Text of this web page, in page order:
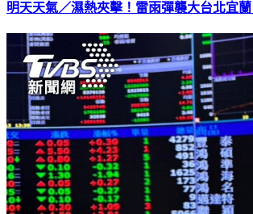
明天天氣／濕熱夾擊！雷雨彈襲大台北宜